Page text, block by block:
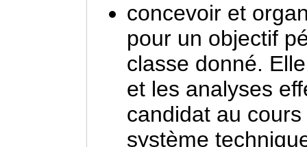
concevoir et
pour un objectif
classe donné.
et les analyses
candidat au
système